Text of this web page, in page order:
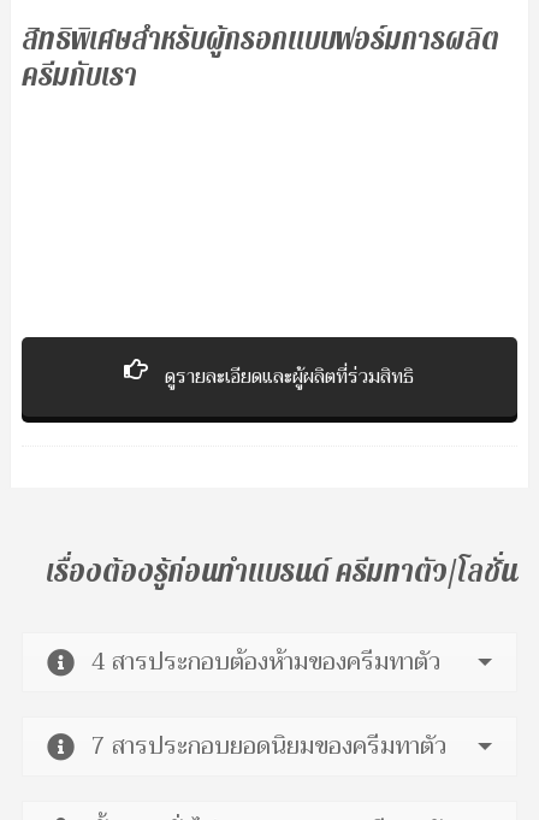
สิทธิพิเศษสำหรับผู้กรอกแบบฟอร์มการผลิต
ครีมกับเรา
ดูรายละเอียดและผู้ผลิตที่ร่วมสิทธิ
เรื่องต้องรู้ก่อนทำแบรนด์ ครีมทาตัว/โลชั่น
4 สารประกอบต้องห้ามของครีมทาตัว
7 สารประกอบยอดนิยมของครีมทาตัว